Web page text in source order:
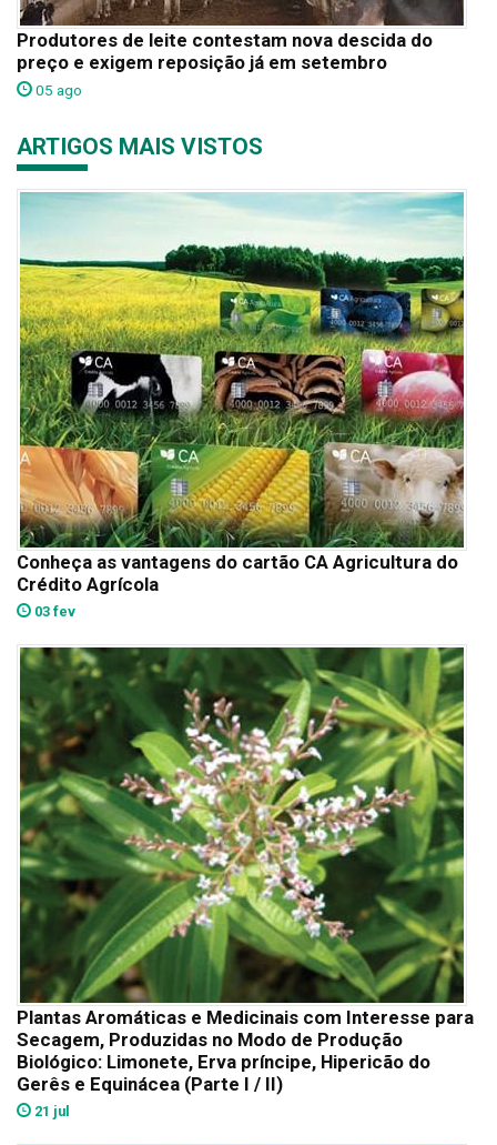
Produtores de leite contestam nova descida do
preço e exigem reposição já em setembro
05 ago
ARTIGOS MAIS VISTOS
Conheça as vantagens do cartão CA Agricultura do
Crédito Agrícola
03 fev
Plantas Aromáticas e Medicinais com Interesse para
Secagem, Produzidas no Modo de Produção
Biológico: Limonete, Erva príncipe, Hipericão do
Gerês e Equinácea (Parte I / II)
21 jul